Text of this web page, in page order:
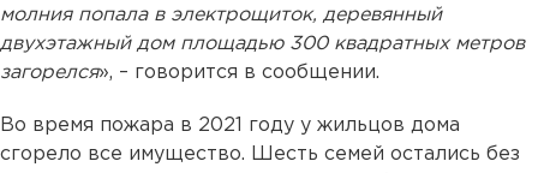
молния попала в электрощиток, деревянный
двухэтажный дом площадью 300 квадратных метров
загорелся», – говорится в сообщении.
Во время пожара в 2021 году у жильцов дома
сгорело все имущество. Шесть семей остались без